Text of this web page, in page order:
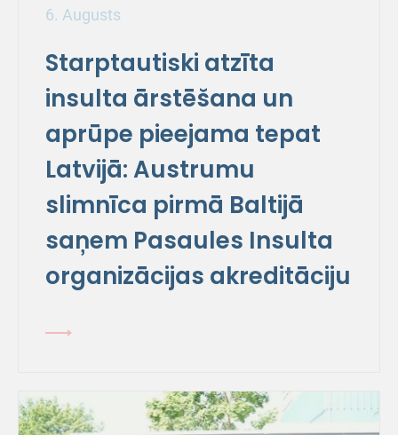
6. Augusts
Starptautiski atzīta
insulta ārstēšana un
aprūpe pieejama tepat
Latvijā: Austrumu
slimnīca pirmā Baltijā
saņem Pasaules Insulta
organizācijas akreditāciju